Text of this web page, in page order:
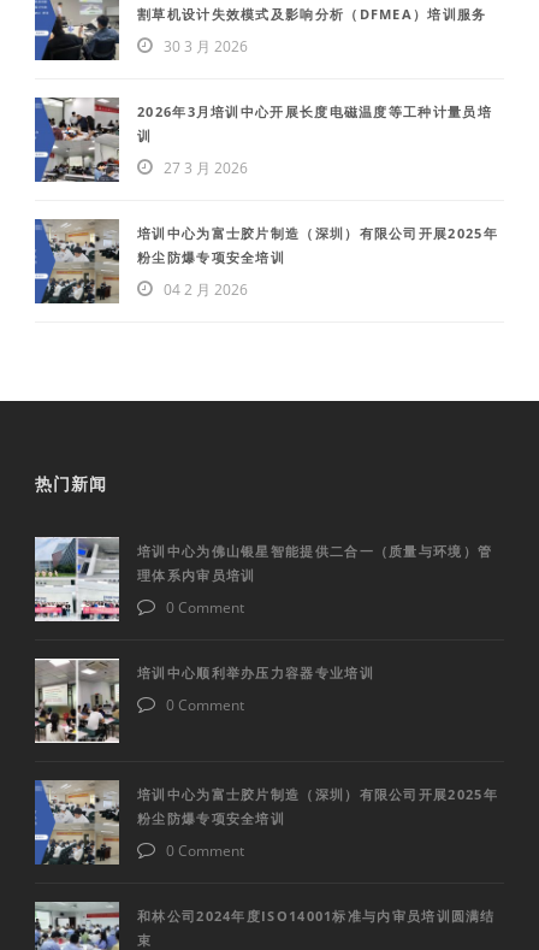
割草机设计失效模式及影响分析（DFMEA）培训服务
30 3 月 2026
2026年3月培训中心开展长度电磁温度等工种计量员培
训
27 3 月 2026
培训中心为富士胶片制造（深圳）有限公司开展2025年
粉尘防爆专项安全培训
04 2 月 2026
热门新闻
培训中心为佛山银星智能提供二合一（质量与环境）管
理体系内审员培训
0 Comment
培训中心顺利举办压力容器专业培训
0 Comment
培训中心为富士胶片制造（深圳）有限公司开展2025年
粉尘防爆专项安全培训
0 Comment
和林公司2024年度ISO14001标准与内审员培训圆满结
束